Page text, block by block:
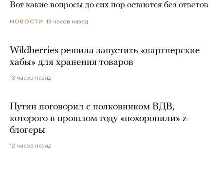
Вот какие вопросы до сих пор остаются без ответов
НОВОСТИ 13 часов назад
Wildberries решила запустить «партнерские
хабы» для хранения товаров
13 часов назад
Путин поговорил с полковником ВДВ,
которого в прошлом году «похоронили» z-
блогеры
12 часов назад